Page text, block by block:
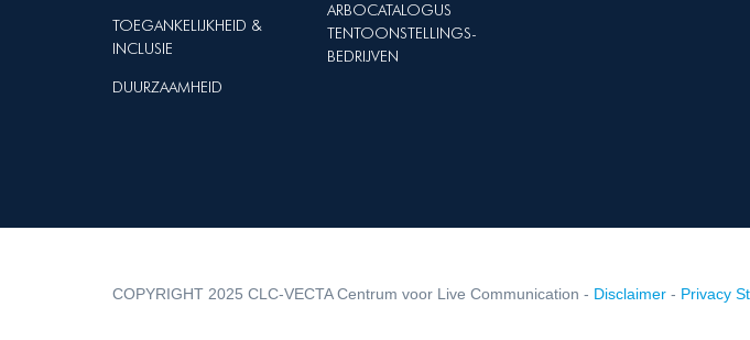
TOEGANKELIJKHEID &
INCLUSIE
DUURZAAMHEID
ARBOCATALOGUS
TENTOONSTELLINGS-
BEDRIJVEN
COPYRIGHT 2025 CLC-VECTA Centrum voor Live Communication - Disclaimer - Privacy